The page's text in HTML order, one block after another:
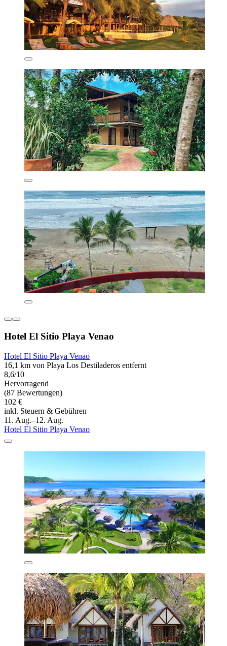
Hotel El Sitio Playa Venao
Hotel El Sitio Playa Venao
16,1 km von Playa Los Destiladeros entfernt
8,6/10
Hervorragend
(87 Bewertungen)
102 €
inkl. Steuern & Gebühren
11. Aug.–12. Aug.
Hotel El Sitio Playa Venao